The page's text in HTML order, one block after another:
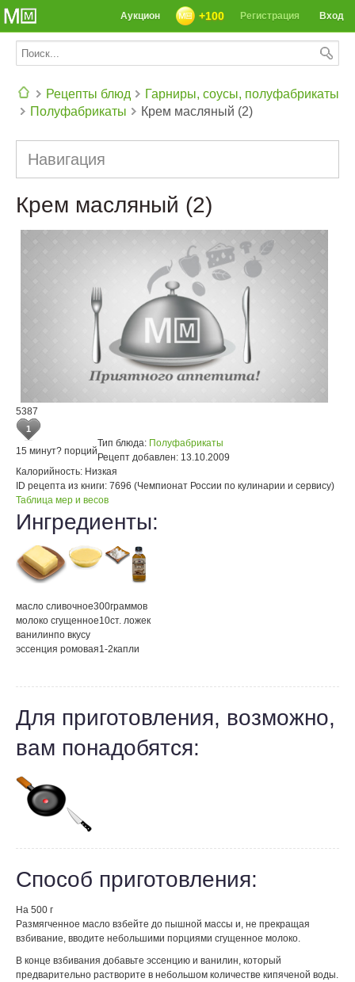
Вход
Регистрация
+100
Аукцион
Рецепты блюд
Гарниры, соусы, полуфабрикаты
Полуфабрикаты
Крем масляный (2)
Навигация
Крем масляный (2)
5387
1
15 минут? порций
Тип блюда: Полуфабрикаты
Рецепт добавлен: 13.10.2009
Калорийность: Низкая
ID рецепта из книги: 7696 (Чемпионат России по кулинарии и сервису)
Таблица мер и весов
Ингредиенты:
масло сливочное300граммов
молоко сгущенное10ст. ложек
ванилинпо вкусу
эссенция ромовая1-2капли
Для приготовления, возможно,
вам понадобятся:
Способ приготовления:
На 500 г
Размягченное масло взбейте до пышной массы и, не прекращая
взбивание, вводите небольшими порциями сгущенное молоко.
В конце взбивания добавьте эссенцию и ванилин, который
предварительно растворите в небольшом количестве кипяченой воды.